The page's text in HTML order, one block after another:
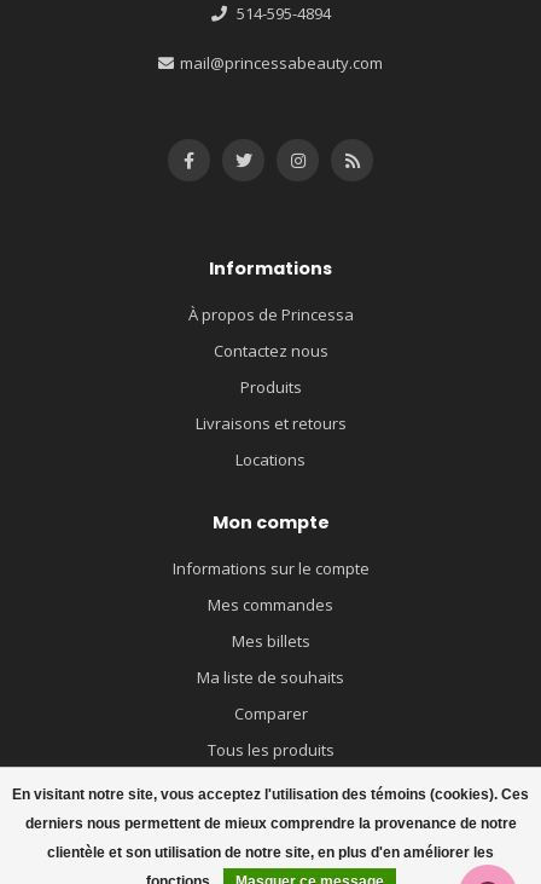
En visitant notre site, vous acceptez l'utilisation des témoins (cookies). Ces
derniers nous permettent de mieux comprendre la provenance de notre
clientèle et son utilisation de notre site, en plus d'en améliorer les
514-595-4894
mail@princessabeauty.com
Informations
À propos de Princessa
Contactez nous
Produits
Livraisons et retours
Locations
Mon compte
Informations sur le compte
Mes commandes
Mes billets
Ma liste de souhaits
Comparer
Tous les produits